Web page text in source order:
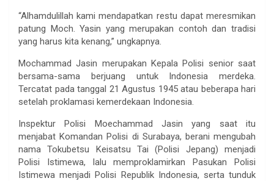
“Alhamdulillah kami mendapatkan restu dapat meresmikan
patung Moch. Yasin yang merupakan contoh dan tradisi
yang harus kita kenang,” ungkapnya.
Mochammad Jasin merupakan Kepala Polisi senior saat
bersama-sama berjuang untuk Indonesia merdeka.
Tercatat pada tanggal 21 Agustus 1945 atau beberapa hari
setelah proklamasi kemerdekaan Indonesia.
Inspektur Polisi Moechammad Jasin yang saat itu
menjabat Komandan Polisi di Surabaya, berani mengubah
nama Tokubetsu Keisatsu Tai (Polisi Jepang) menjadi
Polisi Istimewa, lalu memproklamirkan Pasukan Polisi
Istimewa menjadi Polisi Republik Indonesia, serta tunduk